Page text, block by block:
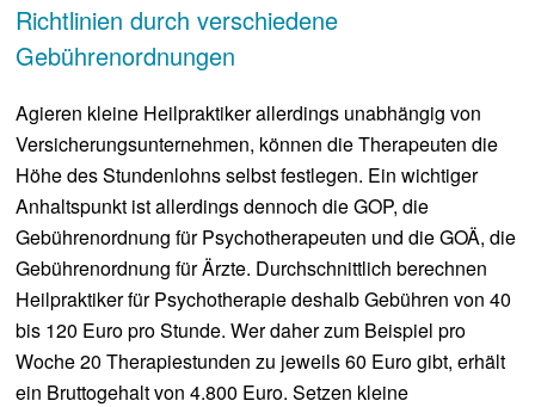
Richtlinien durch verschiedene
Gebührenordnungen
Agieren kleine Heilpraktiker allerdings unabhängig von
Versicherungsunternehmen, können die Therapeuten die
Höhe des Stundenlohns selbst festlegen. Ein wichtiger
Anhaltspunkt ist allerdings dennoch die GOP, die
Gebührenordnung für Psychotherapeuten und die GOÄ, die
Gebührenordnung für Ärzte. Durchschnittlich berechnen
Heilpraktiker für Psychotherapie deshalb Gebühren von 40
bis 120 Euro pro Stunde. Wer daher zum Beispiel pro
Woche 20 Therapiestunden zu jeweils 60 Euro gibt, erhält
ein Bruttogehalt von 4.800 Euro. Setzen kleine